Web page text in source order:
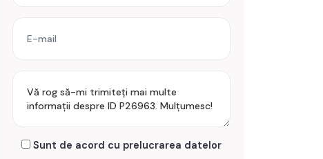
Sunt de acord cu prelucrarea datelor